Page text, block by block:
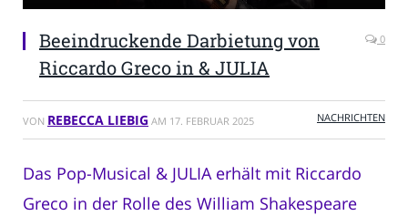
Beeindruckende Darbietung von
Riccardo Greco in & JULIA
0
VON REBECCA LIEBIG AM 17. FEBRUAR 2025 NACHRICHTEN
Das Pop-Musical & JULIA erhält mit Riccardo
Greco in der Rolle des William Shakespeare